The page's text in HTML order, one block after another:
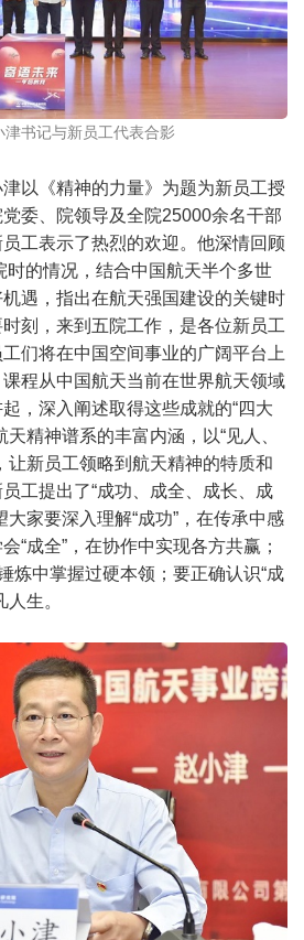
津书记与新员工代表合影
以《精神的力量》为题为新员工授
委、院领导及全院25000余名干部
工表示了热烈的欢迎。他深情回顾
时的情况，结合中国航天半个多世
遇，指出在航天强国建设的关键时
刻，来到五院工作，是各位新员工
们将在中国空间事业的广阔平台上
程从中国航天当前在世界航天领域
，深入阐述取得这些成就的“四大
精神谱系的丰富内涵，以“见人、
让新员工领略到航天精神的特质和
工提出了“成功、成全、成长、成
大家要深入理解“成功”，在传承中感
“成全”，在协作中实现各方共赢；
炼中掌握过硬本领；要正确认识“成
生。